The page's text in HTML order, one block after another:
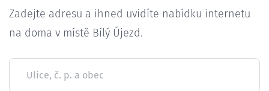
Zadejte adresu a ihned uvidíte nabídku internetu
na doma v místě Bílý Újezd.
Ulice, č. p. a obec